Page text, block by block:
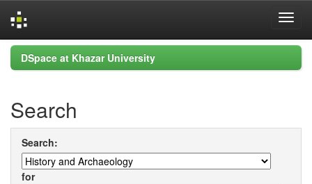
Skip
navigation
DSpace at Khazar University
Search
Search:
for